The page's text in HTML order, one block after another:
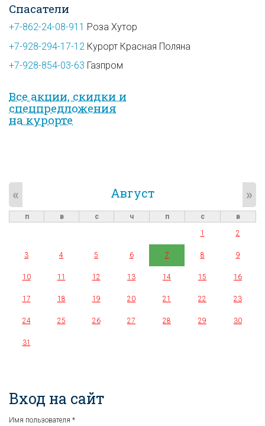
Спасатели
+7-862-24-08-911 Роза Хутор
+7-928-294-17-12 Курорт Красная Поляна
+7-928-854-03-63 Газпром
Все акции, скидки и
спец­предложе­ния
на курорте
Август
« »
п в с ч п с
в
1
2
3 4 5 6 7 8 9
10 11 12 13 14 15 16
17 18 19 20 21 22 23
24 25 26 27 28 29 30
31
Вход на сайт
Имя пользователя *